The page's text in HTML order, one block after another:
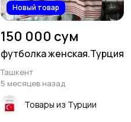
Нижнее белье6
Пиджаки и костюмы
22
Новый товар
150 000 сум
футболка женская.Турция
Ташкент
5 месяцев назад
Товары из Турции